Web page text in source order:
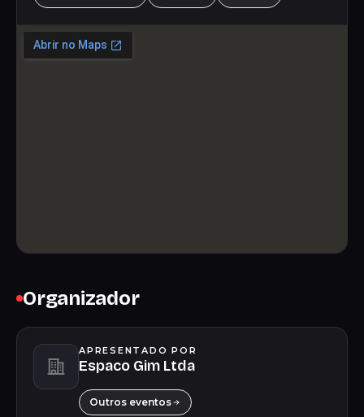
Organizador
APRESENTADO POR
Espaco Gim Ltda
Outros eventos